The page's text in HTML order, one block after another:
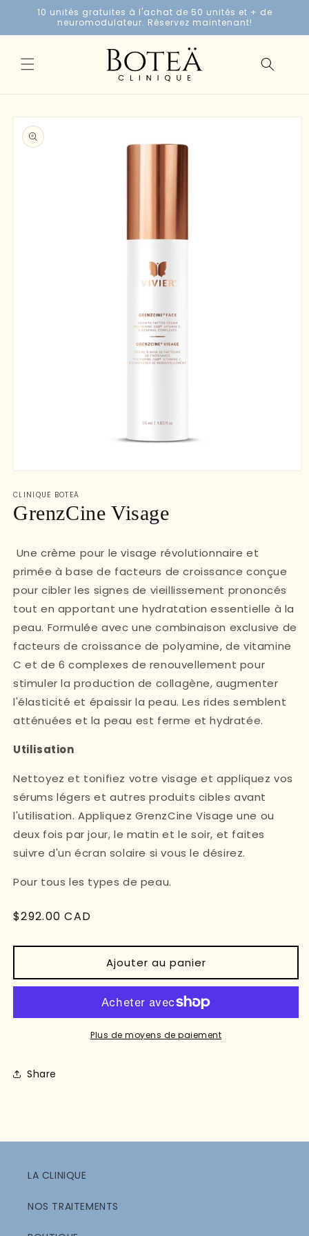
passer
10 unités gratuites à l'achat de 50 unités et + de
neuromodulateur. Réservez maintenant!
Passer aux
informations
produits
média
1
dans
modale
CLINIQUE BOTEÄ
GrenzCine Visage
Une crème pour le visage révolutionnaire et
primée à base de facteurs de croissance conçue
pour cibler les signes de vieillissement prononcés
tout en apportant une hydratation essentielle à la
peau. Formulée avec une combinaison exclusive de
facteurs de croissance de polyamine, de vitamine
C et de 6 complexes de renouvellement pour
stimuler la production de collagène, augmenter
l'élasticité et épaissir la peau. Les rides semblent
atténuées et la peau est ferme et hydratée.
Utilisation
Nettoyez et tonifiez votre visage et appliquez vos
sérums légers et autres produits cibles avant
l'utilisation. Appliquez GrenzCine Visage une ou
deux fois par jour, le matin et le soir, et faites
suivre d'un écran solaire si vous le désirez.
Pour tous les types de peau.
Prix
$292.00 CAD
Ajouter au panier
Plus de moyens de paiement
Share
LA CLINIQUE
NOS TRAITEMENTS